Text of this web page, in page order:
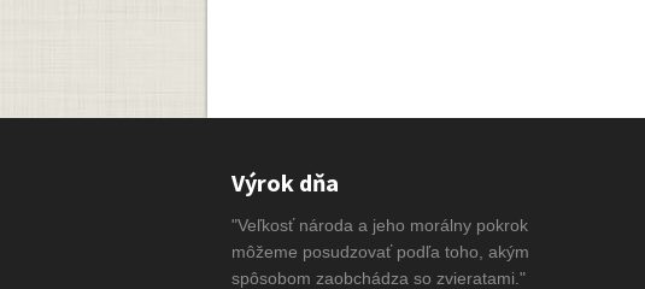
Výrok dňa
"Veľkosť národa a jeho morálny pokrok
môžeme posudzovať podľa toho, akým
spôsobom zaobchádza so zvieratami."